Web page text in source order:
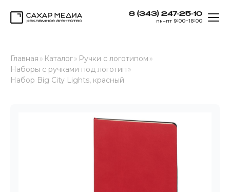
8 (343) 247-25-10
пн–пт 9:00–18:00
Главная » Каталог» Ручки с логотипом »
Наборы с ручками под логотип »
Набор Big City Lights, красный